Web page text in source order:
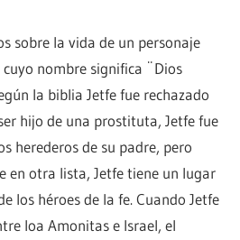
sobre la vida de un personaje
nombre significa ¨Dios
la biblia Jetfe fue rechazado
hijo de una prostituta, Jetfe fue
herederos de su padre, pero
en otra lista, Jetfe tiene un lugar
los héroes de la fe. Cuando Jetfe
loa Amonitas e Israel, el